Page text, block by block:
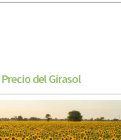
Precio del Girasol